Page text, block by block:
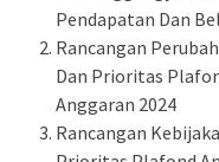
Pendapatan Dan
Rancangan
Dan Prioritas
Anggaran 2024
Rancangan